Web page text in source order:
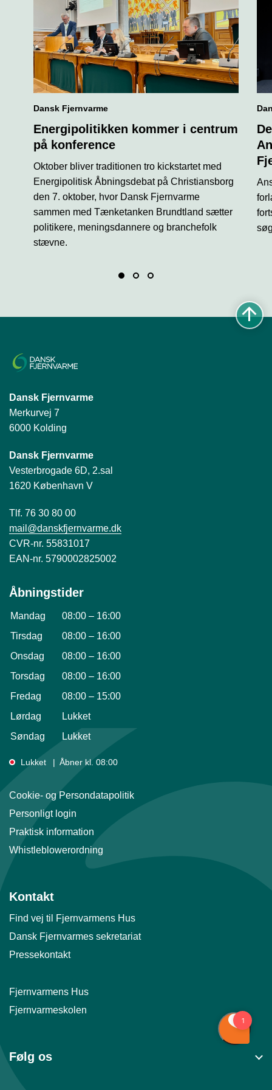
Dansk Fjernvarme
Energipolitikken kommer i centrum
på konference
Oktober bliver traditionen tro kickstartet med
Energipolitisk Åbningsdebat på Christiansborg
den 7. oktober, hvor Dansk Fjernvarme
sammen med Tænketanken Brundtland sætter
politikere, meningsdannere og branchefolk
stævne.
Dansk Fjernvarme
Merkurvej 7
6000 Kolding
Dansk Fjernvarme
Vesterbrogade 6D, 2.sal
1620 København V
Tlf. 76 30 80 00
mail@danskfjernvarme.dk
CVR-nr. 55831017
EAN-nr. 5790002825002
Åbningstider
Mandag 08:00 – 16:00
Tirsdag
08:00 – 16:00
Onsdag
08:00 – 16:00
Torsdag
08:00 – 16:00
Fredag
08:00 – 15:00
Lørdag
Lukket
Søndag
Lukket
Lukket Åbner kl. 08:00
Cookie- og Persondatapolitik
Personligt login
Praktisk information
Whistleblowerordning
Kontakt
Find vej til Fjernvarmens Hus
Dansk Fjernvarmes sekretariat
Pressekontakt
Fjernvarmens Hus
Fjernvarmeskolen
Følg os